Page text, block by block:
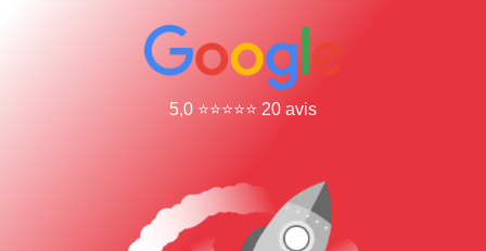
5,0 ⭐⭐⭐⭐⭐ 20 avis